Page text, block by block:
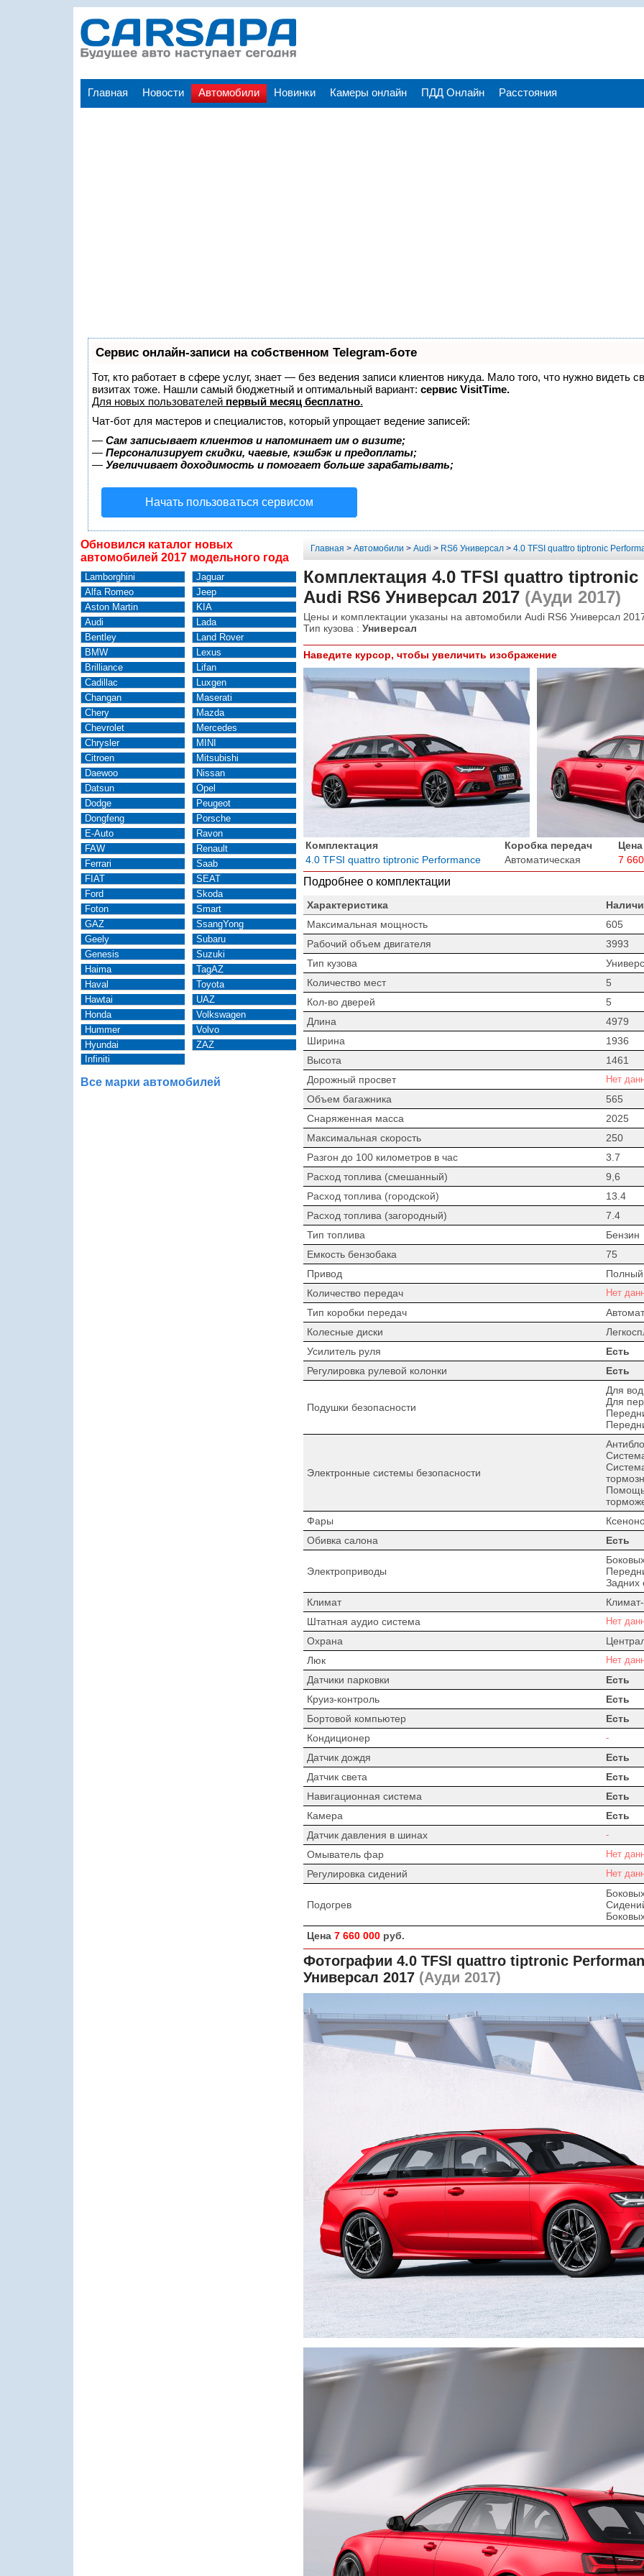
Главная Новости Автомобили Новинки Камеры онлайн ПДД Онлайн Расстояния
Сервис онлайн-записи на собственном Telegram-боте
Тот, кто работает в сфере услуг, знает — без ведения записи клиентов никуда. Мало того, что нужно видеть
визитах тоже. Нашли самый бюджетный и оптимальный вариант: сервис VisitTime.
Для новых пользователей первый месяц бесплатно.
Чат-бот для мастеров и специалистов, который упрощает ведение записей:
— Сам записывает клиентов и напоминает им о визите;
— Персонализирует скидки, чаевые, кэшбэк и предоплаты;
— Увеличивает доходимость и помогает больше зарабатывать;
Начать пользоваться сервисом
Обновился каталог новых
автомобилей 2017 модельного года
Lamborghini
Alfa Romeo
Aston Martin
Audi
Bentley
BMW
Brilliance
Cadillac
Changan
Chery
Chevrolet
Chrysler
Citroen
Daewoo
Datsun
Dodge
Dongfeng
E-Auto
FAW
Ferrari
FIAT
Ford
Foton
GAZ
Geely
Genesis
Haima
Haval
Hawtai
Honda
Hummer
Hyundai
Infiniti
Jaguar
Jeep
KIA
Lada
Land Rover
Lexus
Lifan
Luxgen
Maserati
Mazda
Mercedes
MINI
Mitsubishi
Nissan
Opel
Peugeot
Porsche
Ravon
Renault
Saab
SEAT
Skoda
Smart
SsangYong
Subaru
Suzuki
TagAZ
Toyota
UAZ
Volkswagen
Volvo
ZAZ
Все марки автомобилей
Главная > Автомобили > Audi > RS6 Универсал> 4.0 TFSI quattro tiptronic
Комплектация 4.0 TFSI quattro tiptronic
Audi RS6 Универсал 2017(Ауди 2017)
Цены и комплектации указаны на автомобили Audi RS6 Универсал
Тип кузова : Универсал
Наведите курсор, чтобы увеличить изображение
Комплектация Коробка передач
Цена
4.0 TFSI quattro tiptronic Performance
Автоматическая 7
Подробнее о комплектации
Характеристика
Максимальная мощность
605
Рабочий объем двигателя
3993
Тип кузова
Количество мест
5
Кол-во дверей
5
Длина
4979
Ширина
1936
Высота
1461
Дорожный просвет
Нет
Объем багажника
565
Снаряженная масса
2025
Максимальная скорость
250
Разгон до 100 километров в час
3.7
Расход топлива (смешанный)
9,6
Расход топлива (городской)
13.4
Расход топлива (загородный)
7.4
Тип топлива
Бензин
Емкость бензобака
75
Привод
Полный
Количество передач
Нет
Тип коробки передач
Колесные диски
Усилитель руля
Есть
Регулировка рулевой колонки
Есть
Подушки безопасности
Для
Для
Электронные системы безопасности
Фары
Обивка салона
Есть
Электроприводы
Задних
Климат
Штатная аудио система
Нет
Охрана
Люк
Нет
Датчики парковки
Есть
Круиз-контроль
Есть
Бортовой компьютер
Есть
Кондиционер
-
Датчик дождя
Есть
Датчик света
Есть
Навигационная система
Есть
Камера
Есть
Датчик давления в шинах
-
Омыватель фар Нет
Регулировка сидений Нет
Подогрев
Цена 7 660 000руб.
Фотографии 4.0 TFSI quattro tiptronic
Универсал 2017(Ауди 2017)